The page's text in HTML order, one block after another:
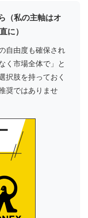
（私の主軸はオ
に）
自由度も確保され
く市場全体で」と
択肢を持っておく
奨ではありませ